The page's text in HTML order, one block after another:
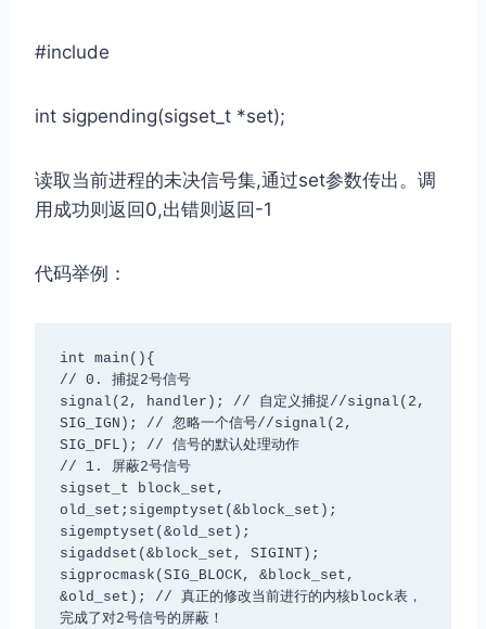
#include
int sigpending(sigset_t *set);
读取当前进程的未决信号集,通过set参数传出。调
⽤成功则返回0,出错则返回-1
代码举例：
int main(){
// 0. 捕捉2号信号
signal(2, handler); // ⾃定义捕捉//signal(2,
SIG_IGN); // 忽略⼀个信号//signal(2,
SIG_DFL); // 信号的默认处理动作
// 1. 屏蔽2号信号
sigset_t block_set,
old_set;sigemptyset(&block_set);
sigemptyset(&old_set);
sigaddset(&block_set, SIGINT);
sigprocmask(SIG_BLOCK, &block_set,
&old_set); // 真正的修改当前进⾏的内核block表，
完成了对2号信号的屏蔽！